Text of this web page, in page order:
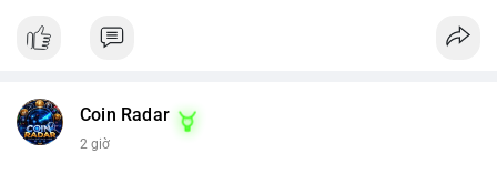
- Nhà đầu tư cần theo dõi sát sao diễn biến thị trường và các
#binancesquare #cryptonews
Coin Radar
2 giờ